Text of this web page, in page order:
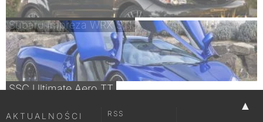
Subaru Impreza WRX STI
SSC Ultimate Aero TT
▲
AKTUALNOŚCI
RSS